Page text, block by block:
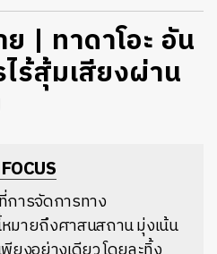
| ทาดาโอะ อัน
ร้สุ้มเสียงผ่าน
การจัดการทาง
มายถึงศาสนสถาน มุ่งเน้น